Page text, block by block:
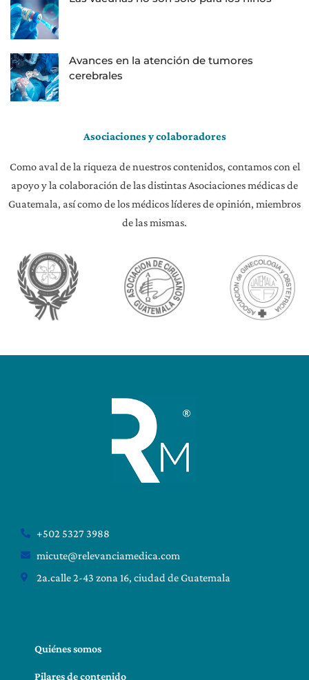
Avances en la atención de tumores
cerebrales
Asociaciones y colaboradores
Como aval de la riqueza de nuestros contenidos, contamos con el
apoyo y la colaboración de las distintas Asociaciones médicas de
Guatemala, así como de los médicos líderes de opinión, miembros
de las mismas.
+502 5327 3988
micute@relevanciamedica.com
2a.calle 2-43 zona 16, ciudad de Guatemala
Quiénes somos
Pilares de contenido